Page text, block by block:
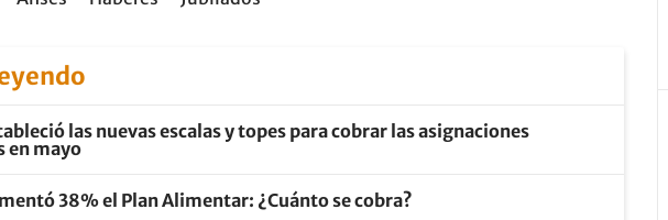
las nuevas escalas y topes para cobrar las asignaciones
en mayo
38% el Plan Alimentar: ¿Cuánto se cobra?